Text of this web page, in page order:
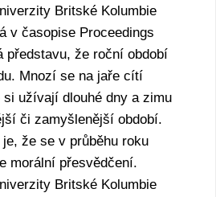
Britské Kolumbie
v časopise Proceedings
že roční období
Mnozí se na jaře cítí
užívají dlouhé dny a zimu
či zamyšlenější období.
že se v průběhu roku
morální přesvědčení.
Britské Kolumbie